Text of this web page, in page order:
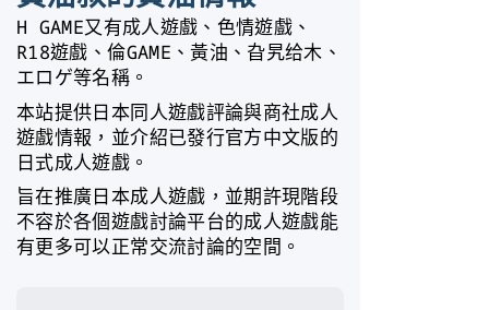
H GAME又有成人遊戲、色情遊戲、
R18遊戲、倫GAME、黃油、旮旯给木、
エロゲ等名稱。
本站提供日本同人遊戲評論與商社成人
遊戲情報，並介紹已發行官方中文版的
日式成人遊戲。
旨在推廣日本成人遊戲，並期許現階段
不容於各個遊戲討論平台的成人遊戲能
有更多可以正常交流討論的空間。